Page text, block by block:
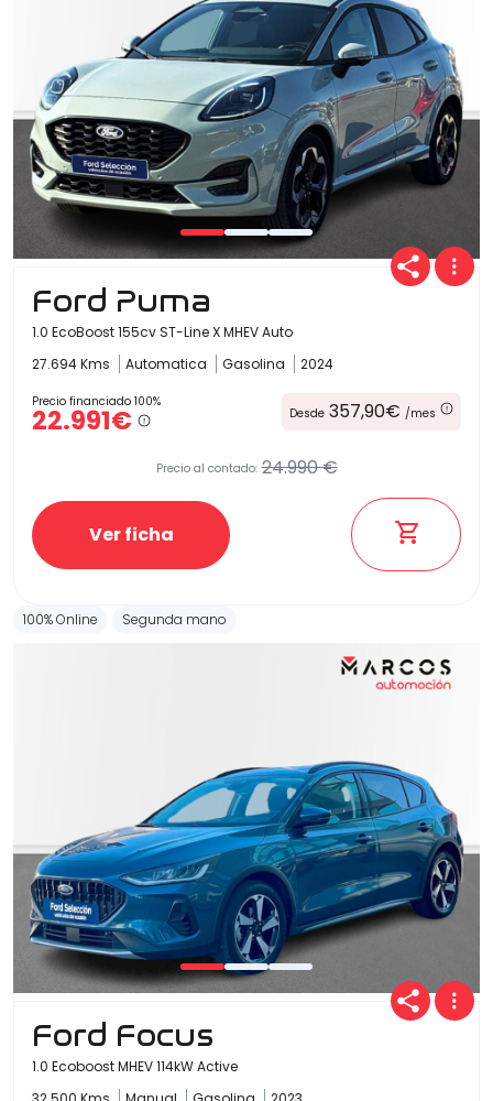
Ford Puma
1.0 EcoBoost 155cv ST-Line X MHEV Auto
27.694 Kms
Automatica Gasolina 2024
Precio financiado 100%
22.991€ Desde 357,90€ /mes
Precio al contado: 24.990 €
Ver ficha
100% Online Segunda mano
Ford Focus
1.0 Ecoboost MHEV 114kW Active